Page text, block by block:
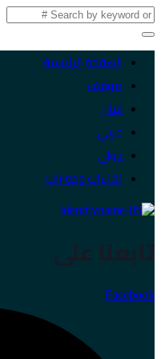
الصفحة الرئيسية
موقف
لبنان
عربي
دولي
لقاءات وحوارات
تابعنا على
Facebook